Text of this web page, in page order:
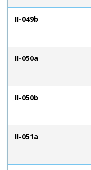
II-049b
II-050a
II-050b
II-051a